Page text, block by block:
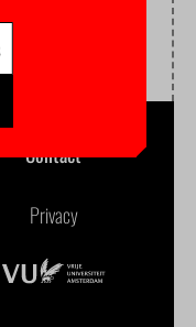
Contact
Privacy